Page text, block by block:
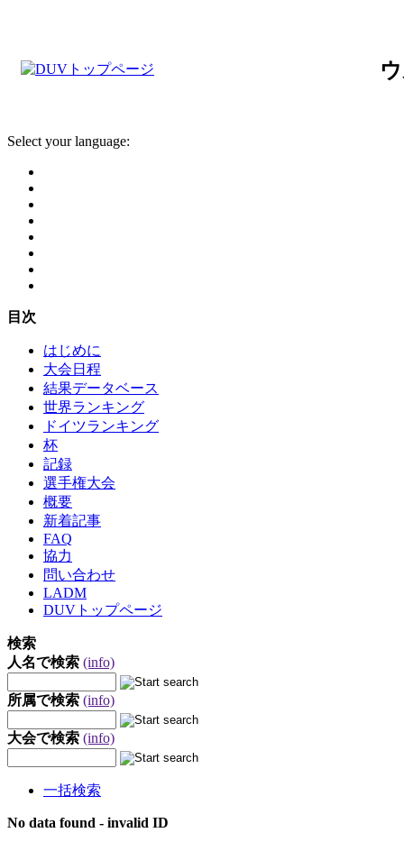
Select your language:
目次
はじめに
大会日程
結果データベース
世界ランキング
ドイツランキング
杯
記録
選手権大会
概要
新着記事
FAQ
協力
問い合わせ
LADM
DUVトップページ
検索
人名で検索 (info)
所属で検索 (info)
大会で検索 (info)
一括検索
No data found - invalid ID